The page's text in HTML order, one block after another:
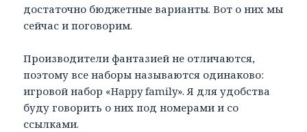
достаточно бюджетные варианты. Вот о них мы
сейчас и поговорим.
Производители фантазией не отличаются,
поэтому все наборы называются одинаково:
игровой набор «Happy family». Я для удобства
буду говорить о них под номерами и со
ссылками.